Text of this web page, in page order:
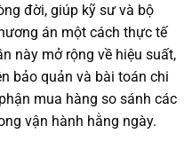
đời, giúp kỹ sư và bộ
án một cách thực tế
này mở rộng về hiệu suất,
bảo quản và bài toán chi
mua hàng so sánh các
vận hành hằng ngày.